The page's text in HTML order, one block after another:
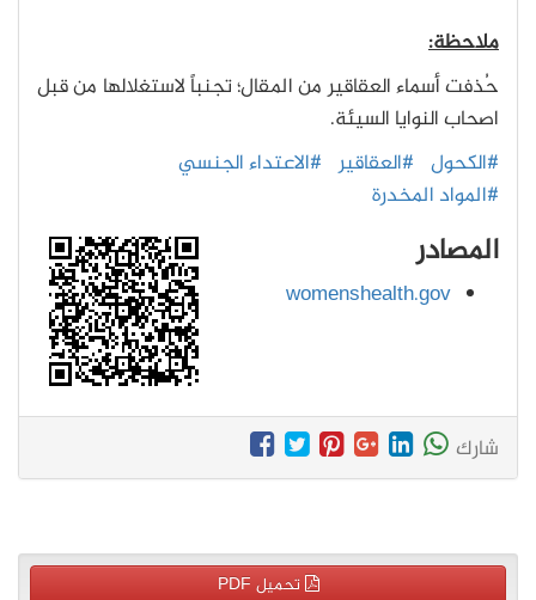
ملاحظة:
حُذفت أسماء العقاقير من المقال؛ تجنباً لاستغلالها من قبل
اصحاب النوايا السيئة.
#الكحول #العقاقير #الاعتداء الجنسي
#المواد المخدرة
المصادر
womenshealth.gov
شارك
تحميل PDF